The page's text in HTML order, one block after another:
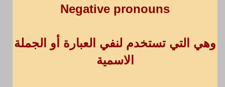
Negative pronouns
وهي التي تستخدم لنفي العبارة أو الجملة
الاسمية